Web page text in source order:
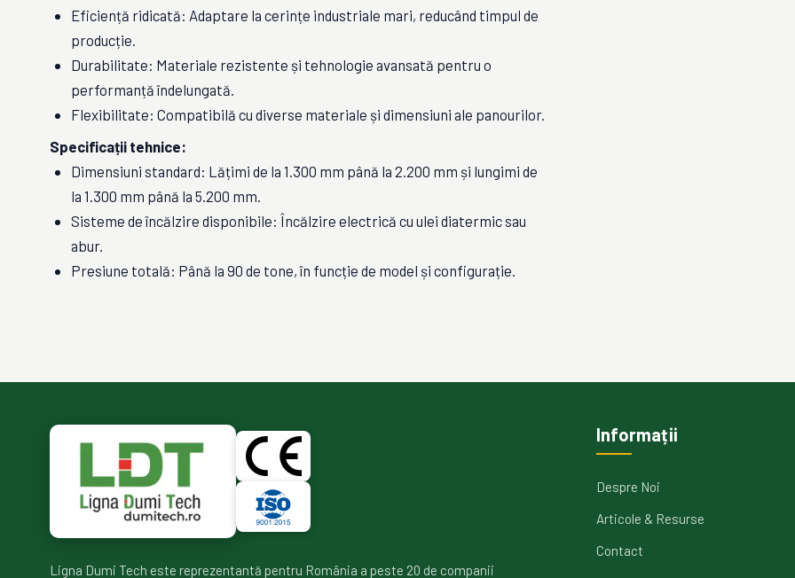
Eficiență ridicată: Adaptare la cerințe industriale mari, reducând timpul de
producție.
Durabilitate: Materiale rezistente și tehnologie avansată pentru o
performanță îndelungată.
Flexibilitate: Compatibilă cu diverse materiale și dimensiuni ale panourilor.
Specificații tehnice:
Dimensiuni standard: Lățimi de la 1.300 mm până la 2.200 mm și lungimi de
la 1.300 mm până la 5.200 mm.
Sisteme de încălzire disponibile: Încălzire electrică cu ulei diatermic sau
abur.
Presiune totală: Până la 90 de tone, în funcție de model și configurație.
Ligna Dumi Tech este reprezentantă pentru România a peste 20 de companii
Informații
Despre Noi
Articole & Resurse
Contact